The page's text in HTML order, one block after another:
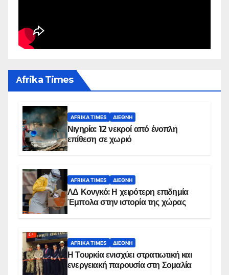
Αfrika Times
AFRIKA TIMES ΔΙΕΘΝΉ
Νιγηρία: 12 νεκροί από ένοπλη
επίθεση σε χωριό
AFRIKA TIMES ΔΙΕΘΝΉ
ΛΔ Κονγκό: Η χειρότερη επιδημία
Έμπολα στην ιστορία της χώρας
AFRIKA TIMES ΔΙΕΘΝΉ
Η Τουρκία ενισχύει στρατιωτική και
ενεργειακή παρουσία στη Σομαλία